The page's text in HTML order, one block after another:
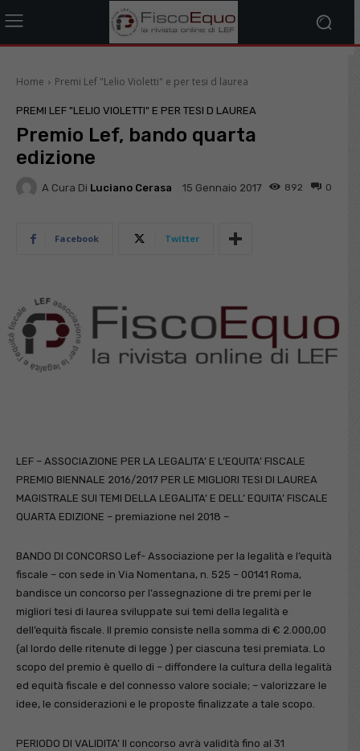
Home Premi Lef "Lelio Violetti" e per tesi d laurea
PREMI LEF "LELIO VIOLETTI" E PER TESI D LAUREA
Premio Lef, bando quarta
edizione
A Cura Di Luciano Cerasa 15 Gennaio 2017 0
892
Facebook Twitter
LEF – ASSOCIAZIONE PER LA LEGALITA’ E L’EQUITA’ FISCALE
PREMIO BIENNALE 2016/2017 PER LE MIGLIORI TESI DI LAUREA
MAGISTRALE SUI TEMI DELLA LEGALITA’ E DELL’ EQUITA’ FISCALE
QUARTA EDIZIONE – premiazione nel 2018 –
BANDO DI CONCORSO Lef- Associazione per la legalità e l’equità
fiscale – con sede in Via Nomentana, n. 525 – 00141 Roma,
bandisce un concorso per l’assegnazione di tre premi per le
migliori tesi di laurea sviluppate sui temi della legalità e
dell’equità fiscale. Il premio consiste nella somma di € 2.000,00
(al lordo delle ritenute di legge ) per ciascuna tesi premiata. Lo
scopo del premio è quello di – diffondere la cultura della legalità
ed equità fiscale e del connesso valore sociale; – valorizzare le
idee, le considerazioni e le proposte finalizzate a tale scopo.
PERIODO DI VALIDITA’ Il concorso avrà validità fino al 31